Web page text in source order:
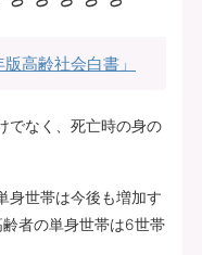
高齢社会白書」
でなく、死亡時の身の
身世帯は今後も増加す
者の単身世帯は6世帯